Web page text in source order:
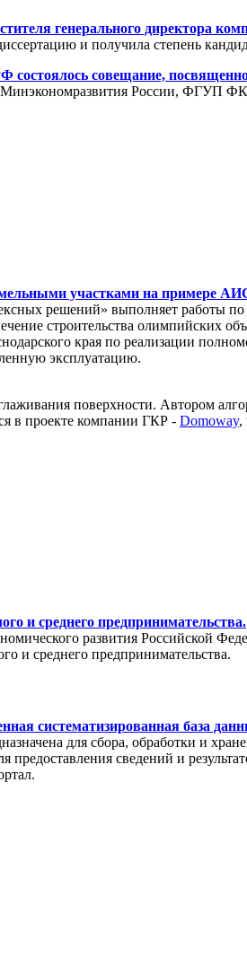
генерального директора
и получила степень
состоялось совещание,
России, ФГУП
участками на примере
решений» выполняет работы
строительства олимпийских
края по реализации
эксплуатацию.
поверхности. Автором
в проекте компании ГКР - Domoway,
и среднего предпринимательства.
развития Российской
и среднего предпринимательства.
систематизированная база
для сбора, обработки и
сведений и